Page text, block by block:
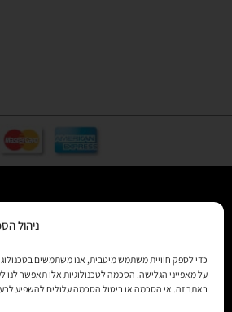
ניהול
על מאפייני הגלישה. הסכמה לטכנולוגיות אלו תאפשר לנו
באתר זה. אי הסכמה או ביטול הסכמה עלולים להשפיע